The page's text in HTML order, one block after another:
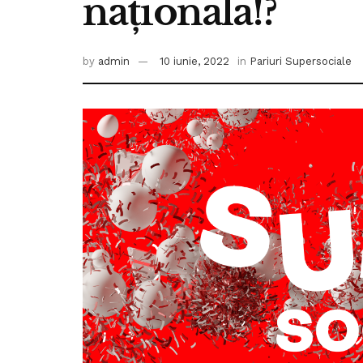
naționala!?
by admin 10 iunie, 2022 in Pariuri Supersociale